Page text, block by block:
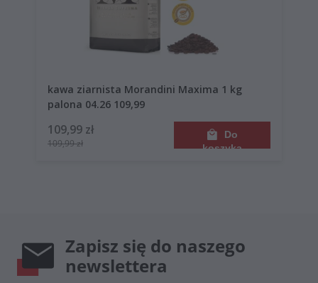
kawa ziarnista Morandini Maxima 1 kg
palona 04.26 109,99
109,99 zł
109,99 zł
Do
koszyka
Zapisz się do naszego
newslettera